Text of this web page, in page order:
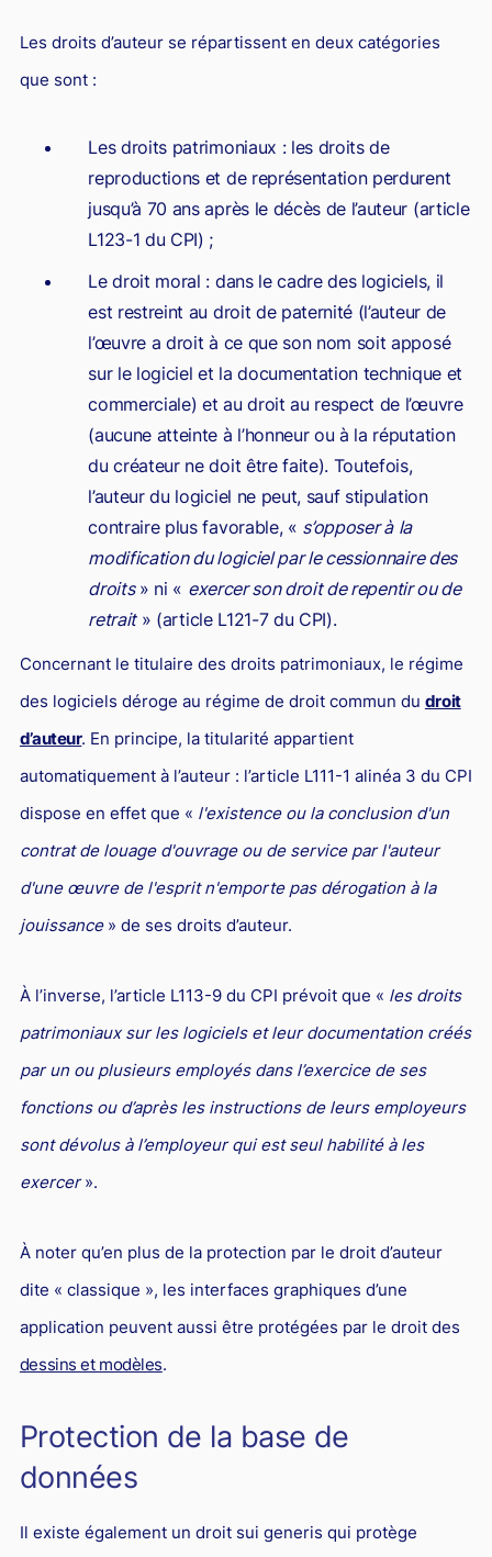
Les droits d’auteur se répartissent en deux catégories
que sont :
Les droits patrimoniaux : les droits de
reproductions et de représentation perdurent
jusqu’à 70 ans après le décès de l’auteur (article
L123-1 du CPI) ;
Le droit moral : dans le cadre des logiciels, il
est restreint au droit de paternité (l’auteur de
l’œuvre a droit à ce que son nom soit apposé
sur le logiciel et la documentation technique et
commerciale) et au droit au respect de l’œuvre
(aucune atteinte à l’honneur ou à la réputation
du créateur ne doit être faite). Toutefois,
l’auteur du logiciel ne peut, sauf stipulation
contraire plus favorable, « s’opposer à la
modification du logiciel par le cessionnaire des
droits» ni « exercer son droit de repentir ou de
retrait» (article L121-7 du CPI).
Concernant le titulaire des droits patrimoniaux, le régime
des logiciels déroge au régime de droit commun du droit
d’auteur. En principe, la titularité appartient
automatiquement à l’auteur : l’article L111-1 alinéa 3 du CPI
dispose en effet que « l'existence ou la conclusion d'un
contrat de louage d'ouvrage ou de service par l'auteur
d'une œuvre de l'esprit n'emporte pas dérogation à la
jouissance» de ses droits d’auteur.
À l’inverse, l’article L113-9 du CPI prévoit que « les droits
patrimoniaux sur les logiciels et leur documentation créés
par un ou plusieurs employés dans l’exercice de ses
fonctions ou d’après les instructions de leurs employeurs
sont dévolus à l’employeur qui est seul habilité à les
exercer».
À noter qu’en plus de la protection par le droit d’auteur
dite « classique », les interfaces graphiques d’une
application peuvent aussi être protégées par le droit des
dessins et modèles.
Protection de la base de
données
Il existe également un droit sui generis qui protège